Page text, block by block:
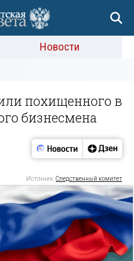
Новости
похищенного в
бизнесмена
Источник:Следственный комитет